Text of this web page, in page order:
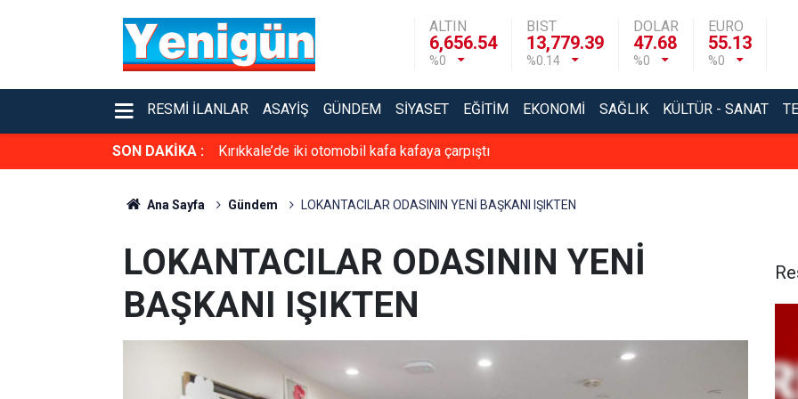
ALTIN
6,656.54
%0
BIST
13,779.39
%0.14
DOLAR
47.68
%0
EURO
55.13
%0
RESMI İLANLAR ASAYIŞ GÜNDEM SIYASET EĞITIM EKONOMI SAĞLIK KÜLTÜR - SANAT
SON DAKİKA : Kırıkkale’de iki otomobil kafa kafaya çarpıştı
Ana Sayfa Gündem LOKANTACILAR ODASININ YENİ BAŞKANI IŞIKTEN
LOKANTACILAR ODASININ YENİ
BAŞKANI IŞIKTEN